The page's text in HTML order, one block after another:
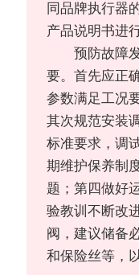
同品牌执行器
产品说明书进
预防故障
要。首先应正
参数满足工况
其次规范安装
标准要求，调
期维护保养制
题；第四做好
验教训不断改
阀，建议储备
和保险丝等，